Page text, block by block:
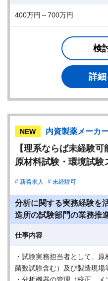
400万円～700万円
検
詳
NEW 内資製薬メーカ
【理系ならば未経験
原材料試験・環境試験
新着求人 未経験可
分析に関する実務経験を
造所の試験部門の業務推
仕事内容
・試験実務担当者として、
菌数試験含む）及び製造現場